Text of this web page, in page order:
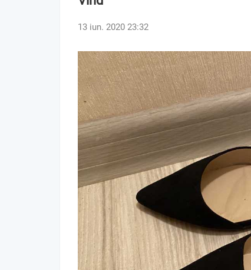
13 iun. 2020 23:32